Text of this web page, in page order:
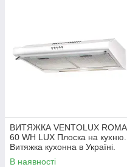
ВИТЯЖКА VENTOLUX ROMA
60 WH LUX Плоска на кухню.
Витяжка кухонна в Україні.
*ЗНИЖКА В ОПИСІ.
В наявності